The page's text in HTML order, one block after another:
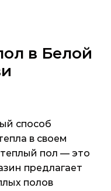
в Белой
способ
в своем
пол — это
предлагает
полов